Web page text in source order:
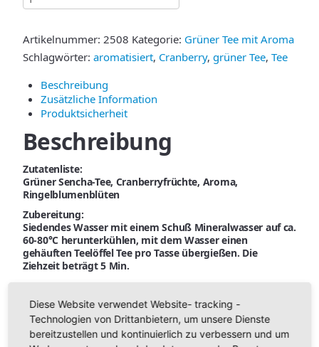
Artikelnummer: 2508 Kategorie: Grüner Tee mit Aroma
Schlagwörter: aromatisiert, Cranberry, grüner Tee, Tee
Beschreibung
Zusätzliche Information
Produktsicherheit
Beschreibung
Zutatenliste:
Grüner Sencha-Tee, Cranberryfrüchte, Aroma,
Ringelblumenblüten
Zubereitung:
Siedendes Wasser mit einem Schuß Mineralwasser auf ca.
60-80°C herunterkühlen, mit dem Wasser einen
gehäuften Teelöffel Tee pro Tasse übergießen. Die
Ziehzeit beträgt 5 Min.
Grundpreis Cranberry:
VPE/Menge: 100 g 250 g 500 g 1000 g
Diese Website verwendet Website- tracking -
Technologien von Drittanbietern, um unsere Dienste
bereitzustellen und kontinuierlich zu verbessern und um